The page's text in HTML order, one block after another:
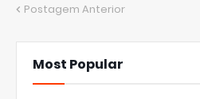
Postagem Anterior
Most Popular